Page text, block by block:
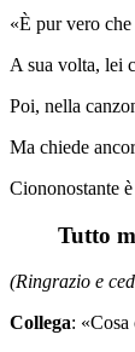
«È pur vero
A sua volta, lei
Poi, nella
Ma chiede
Ciononostante
Tutto
(Ringrazio e
Collega: «Cosa